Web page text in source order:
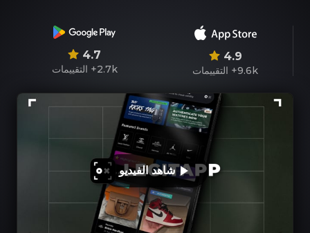
4.9
9.6k+ التقييمات
4.7
2.7k+ التقييمات
شاهد الفيديو